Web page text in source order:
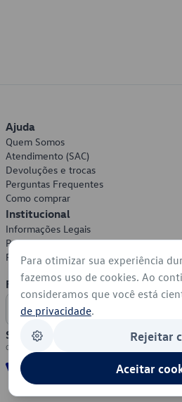
Ajuda
Quem Somos
Atendimento (SAC)
Devoluções e trocas
Perguntas Frequentes
Como comprar
Institucional
Informações Legais
Política de Privacidade
Política de Cookies
Formas de Pagamento
Segurança
Para otimizar sua experiência
fazemos uso de cookies. Ao
consideramos que você está
de privacidade.
Rejeitar
Aceitar